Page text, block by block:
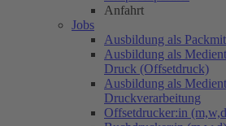
Anfahrt
Jobs
Ausbildung als
Ausbildung als
Druck (Offsetdruck)
Ausbildung als
Druckverarbeitung
Offsetdrucker:in